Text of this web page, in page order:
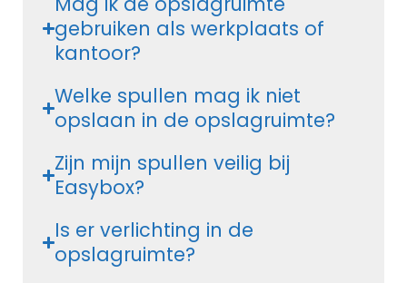
gebruiken als werkplaats of
kantoor?
Welke spullen mag ik niet
opslaan in de opslagruimte?
Zijn mijn spullen veilig bij
Easybox?
Is er verlichting in de
opslagruimte?